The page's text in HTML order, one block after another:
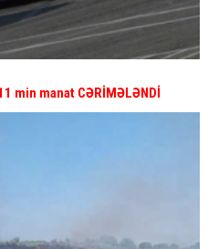
min manat CƏRİMƏLƏNDİ